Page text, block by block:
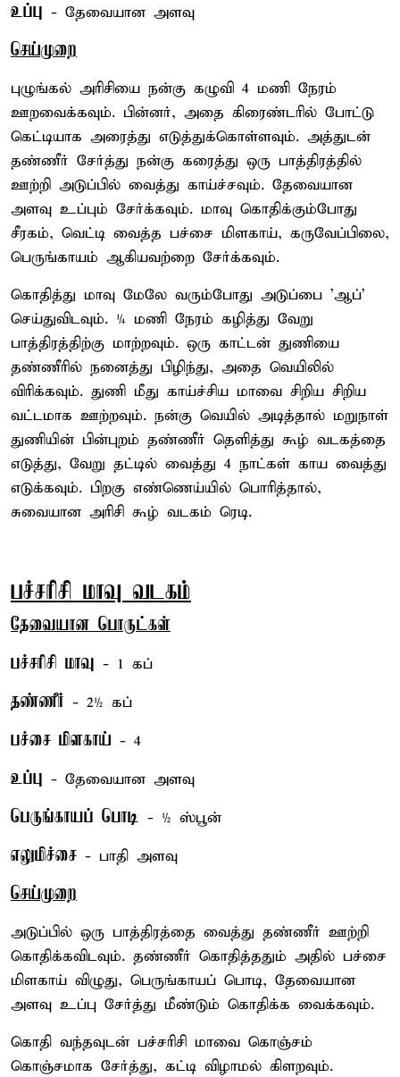
உப்பு - தேவையான அளவு
செய்முறை
புழுங்கல் அரிசியை நன்கு கழுவி 4 மணி நேரம்
ஊறவைக்கவும். பின்னர், அதை கிரைண்டரில் போட்டு
கெட்டியாக அரைத்து எடுத்துக்கொள்ளவும். அத்துடன்
தண்ணீர் சேர்த்து நன்கு கரைத்து ஒரு பாத்திரத்தில்
ஊற்றி அடுப்பில் வைத்து காய்ச்சவும். தேவையான
அளவு உப்பும் சேர்க்கவும். மாவு கொதிக்கும்போது
சீரகம், வெட்டி வைத்த பச்சை மிளகாய், கருவேப்பிலை,
பெருங்காயம் ஆகியவற்றை சேர்க்கவும்.
கொதித்து மாவு மேலே வரும்போது அடுப்பை 'ஆப்'
செய்துவிடவும். ¼ மணி நேரம் கழித்து வேறு
பாத்திரத்திற்கு மாற்றவும். ஒரு காட்டன் துணியை
தண்ணீரில் நனைத்து பிழிந்து, அதை வெயிலில்
விரிக்கவும். துணி மீது காய்ச்சிய மாவை சிறிய சிறிய
வட்டமாக ஊற்றவும். நன்கு வெயில் அடித்தால் மறுநாள்
துணியின் பின்புறம் தண்ணீர் தெளித்து கூழ் வடகத்தை
எடுத்து, வேறு தட்டில் வைத்து 4 நாட்கள் காய வைத்து
எடுக்கவும். பிறகு எண்ணெய்யில் பொரித்தால்,
சுவையான அரிசி கூழ் வடகம் ரெடி.
பச்சரிசி மாவு வடகம்
தேவையான பொருட்கள்
பச்சரிசி மாவு - 1 கப்
தண்ணீர் - 2½ கப்
பச்சை மிளகாய் - 4
உப்பு - தேவையான அளவு
பெருங்காயப் பொடி - ½ ஸ்பூன்
எலுமிச்சை - பாதி அளவு
செய்முறை
அடுப்பில் ஒரு பாத்திரத்தை வைத்து தண்ணீர் ஊற்றி
கொதிக்கவிடவும். தண்ணீர் கொதித்ததும் அதில் பச்சை
மிளகாய் விழுது, பெருங்காயப் பொடி, தேவையான
அளவு உப்பு சேர்த்து மீண்டும் கொதிக்க வைக்கவும்.
கொதி வந்தவுடன் பச்சரிசி மாவை கொஞ்சம்
கொஞ்சமாக சேர்த்து, கட்டி விழாமல் கிளறவும்.